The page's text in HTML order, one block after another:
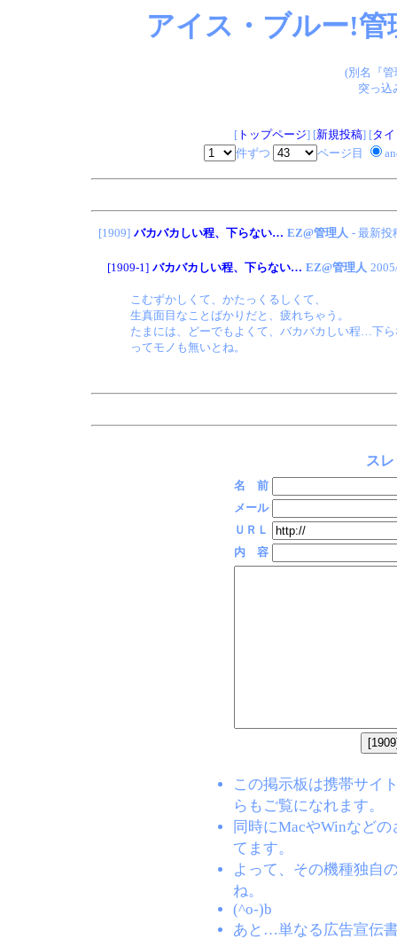
アイス・ブルー!
(別名『
突っ込
[トップページ] [新規投稿] [タ
件ずつ
ページ目
[1909] バカバカしい程、下らない… EZ@管理人 - 最新投
[1909-1] バカバカしい程、下らない… EZ@管理人
こむずかしくて、かたっくるしくて、
生真面目なことばかりだと、疲れちゃう。
たまには、どーでもよくて、バカバカしい程…下
ってモノも無いとね。
ス
名 前
メール
ＵＲＬ
内 容
この掲示板は携帯サイ
らもご覧になれます。
同時にMacやWinなど
てます。
よって、その機種独自
ね。
(^o-)b
あと…単なる広告宣伝